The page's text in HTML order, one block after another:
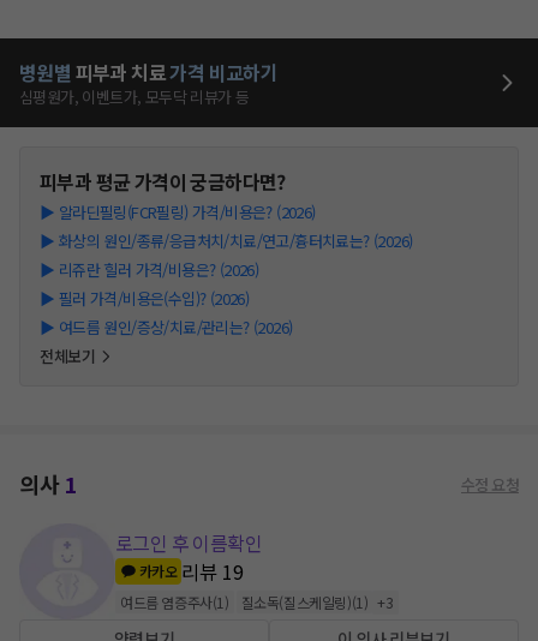
병원별 피부과 치료가격 비교하기
심평원가, 이벤트가, 모두닥 리뷰가 등
피부과평균 가격이 궁금하다면?
▶ 알라딘필링(FCR필링) 가격/비용은? (2026)
▶ 화상의 원인/종류/응급처치/치료/연고/흉터치료는? (2026)
▶ 리쥬란 힐러 가격/비용은? (2026)
▶ 필러 가격/비용은(수입)? (2026)
▶ 여드름 원인/증상/치료/관리는? (2026)
전체보기
의사1 수정 요청
로그인 후 이름확인
카카오 리뷰 19
여드름 염증주사(1 ) 질소독(질스케일링)(1 ) +3